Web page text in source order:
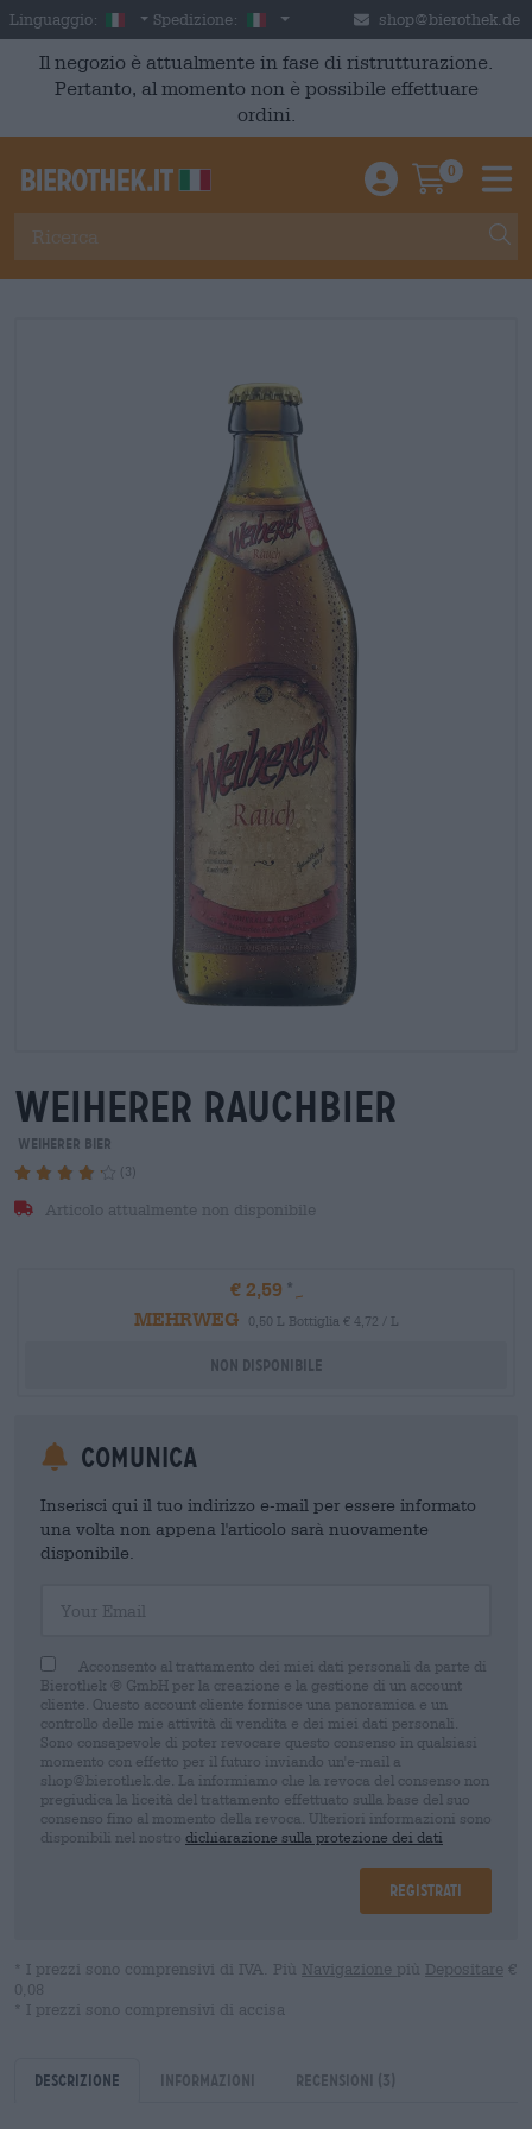
Skip to main content
Linguaggio: Italian
Spedizione: Italia shop@bierothek.de
Il negozio è attualmente in fase di ristrutturazione.
Pertanto, al momento non è possibile effettuare
ordini.
Einloggen /
0
weiherer rauchbier
Weiherer Bier
(3)
Articolo attualmente non disponibile
€ 2,59
MEHRWEG
0,50 L Bottiglia € 4,72 / L
Non disponibile
Comunica
Inserisci qui il tuo indirizzo e-mail per essere informato
una volta non appena l'articolo sarà nuovamente
disponibile.
Acconsento al trattamento dei miei dati personali da parte di
Bierothek ® GmbH per la creazione e la gestione di un account
cliente. Questo account cliente fornisce una panoramica e un
controllo delle mie attività di vendita e dei miei dati personali.
Sono consapevole di poter revocare questo consenso in qualsiasi
momento con effetto per il futuro inviando un'e-mail a
shop@bierothek.de. La informiamo che la revoca del consenso non
pregiudica la liceità del trattamento effettuato sulla base del suo
consenso fino al momento della revoca. Ulteriori informazioni sono
disponibili nel nostro dichiarazione sulla protezione dei dati
Registrati
* I prezzi sono comprensivi di IVA. Più Navigazione più Depositare €
0,08
* I prezzi sono comprensivi di accisa
Descrizione Informazioni Recensioni (3)